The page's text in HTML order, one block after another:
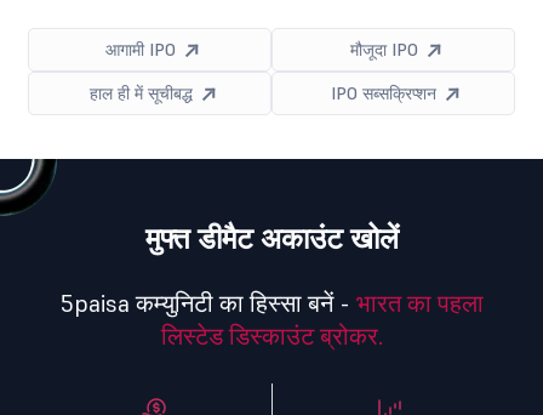
आगामी IPO
मौजूदा IPO
हाल ही में सूचीबद्ध
IPO सब्सक्रिप्शन
मुफ्त डीमैट अकाउंट खोलें
5paisa कम्युनिटी का हिस्सा बनें - भारत का पहला
लिस्टेड डिस्काउंट ब्रोकर.